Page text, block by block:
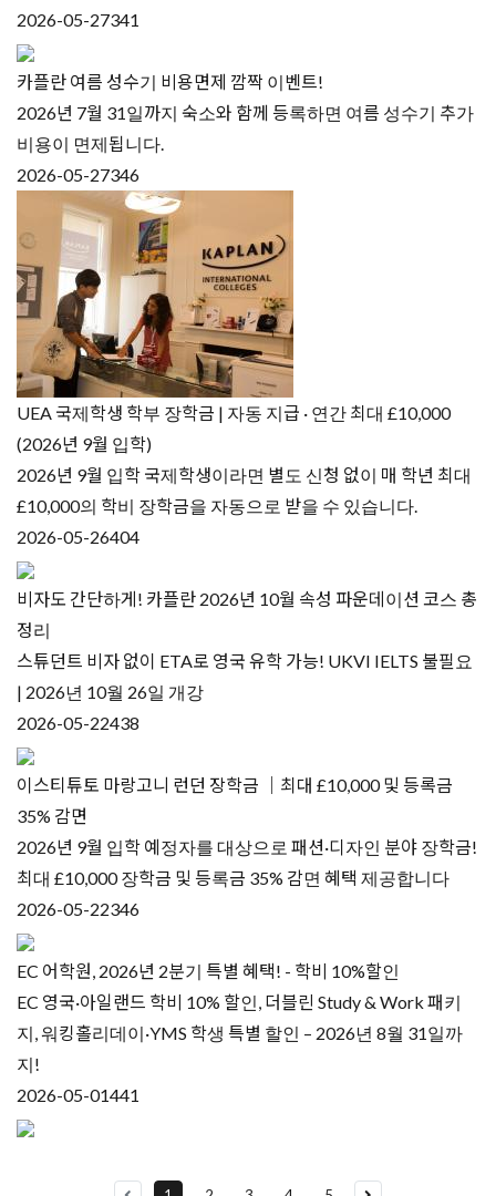
2026-05-27341
카플란 여름 성수기 비용면제 깜짝 이벤트!
2026년 7월 31일까지 숙소와 함께 등록하면 여름 성수기 추가
비용이 면제됩니다.
2026-05-27346
UEA 국제학생 학부 장학금 | 자동 지급 · 연간 최대 £10,000
(2026년 9월 입학)
2026년 9월 입학 국제학생이라면 별도 신청 없이 매 학년 최대
£10,000의 학비 장학금을 자동으로 받을 수 있습니다.
2026-05-26404
비자도 간단하게! 카플란 2026년 10월 속성 파운데이션 코스 총
정리
스튜던트 비자 없이 ETA로 영국 유학 가능! UKVI IELTS 불필요
| 2026년 10월 26일 개강
2026-05-22438
이스티튜토 마랑고니 런던 장학금 ｜최대 £10,000 및 등록금
35% 감면
2026년 9월 입학 예정자를 대상으로 패션·디자인 분야 장학금!
최대 £10,000 장학금 및 등록금 35% 감면 혜택 제공합니다
2026-05-22346
EC 어학원, 2026년 2분기 특별 혜택! - 학비 10%할인
EC 영국·아일랜드 학비 10% 할인, 더블린 Study & Work 패키
지, 워킹홀리데이·YMS 학생 특별 할인 – 2026년 8월 31일까
지!
2026-05-01441